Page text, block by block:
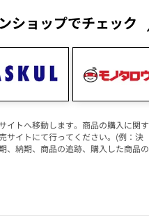
ショップでチェック
イトへ移動します。商品の購入に関す
サイトにて行ってください。(例：決
、納期、商品の追跡、購入した商品の